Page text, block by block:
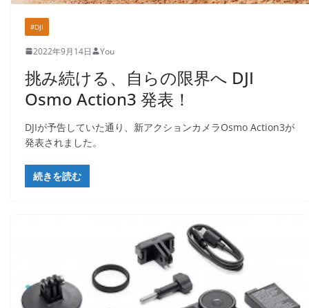
#DJI
2022年9月14日 You
挑み続ける、自らの限界へ DJI
Osmo Action3 発表！
DJIが予告していた通り、新アクションカメラOsmo Action3が
発表されました。
続きを読む